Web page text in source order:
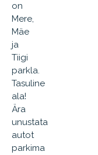
on
Mere,
Mäe
ja
Tiigi
parkla.
Tasuline
ala!
Ära
unustata
autot
parkima